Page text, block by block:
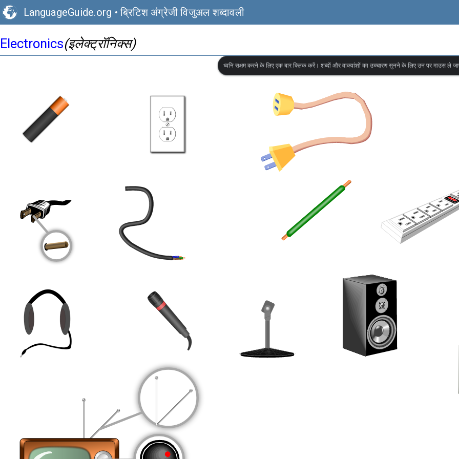
LanguageGuide.org •ब्रिटिश अंग्रेजी विजुअल शब्दावली
Electronics(इलेक्ट्रॉनिक्स)
ध्वनि सक्षम करने के लिए एक बार क्लिक करें। शब्दों और वाक्यांशों का उच्चारण सुनने के लिए उन पर माउस ले